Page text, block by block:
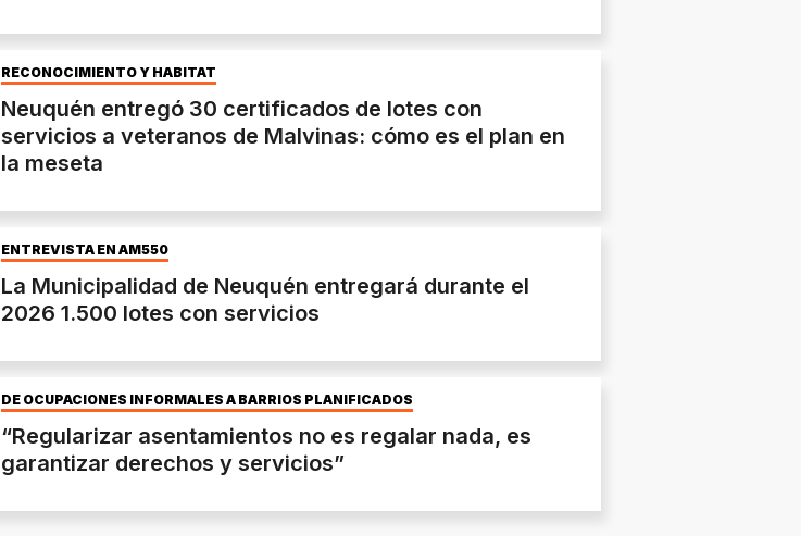
RECONOCIMIENTO Y HÁBITAT
Neuquén entregó 30 certificados de lotes con
servicios a veteranos de Malvinas: cómo es el plan en
la meseta
ENTREVISTA EN AM550
La Municipalidad de Neuquén entregará durante el
2026 1.500 lotes con servicios
DE OCUPACIONES INFORMALES A BARRIOS PLANIFICADOS
“Regularizar asentamientos no es regalar nada, es
garantizar derechos y servicios”